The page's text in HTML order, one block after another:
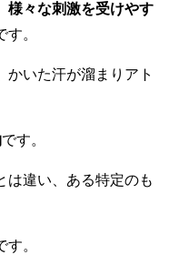
様々な刺激を受けやす
。
かいた汗が溜まりアト
です。
は違い、ある特定のも
す。